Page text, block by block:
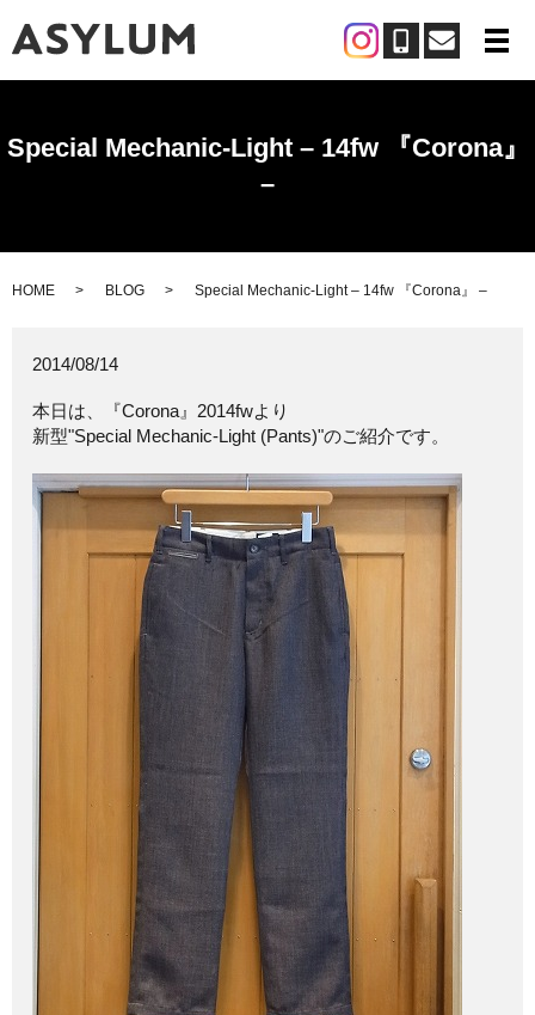
メ
Special Mechanic-Light – 14fw 『Corona』
–
HOME BLOG Special Mechanic-Light – 14fw 『Corona』 –
2014/08/14
本日は、『Corona』2014fwより
新型"Special Mechanic-Light (Pants)"のご紹介です。